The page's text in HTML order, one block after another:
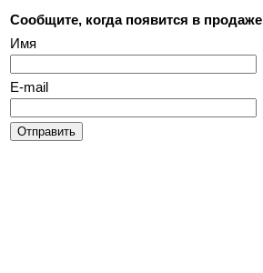
Сообщите, когда появится в продаже
Имя
E-mail